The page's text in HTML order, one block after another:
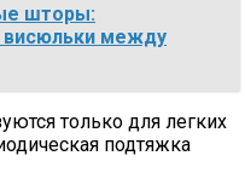
шторы:
между
только для легких
подтяжка